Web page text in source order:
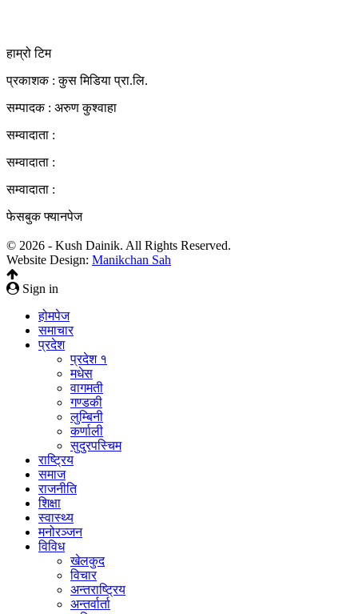
हाम्रो टिम
प्रकाशक : कुस मिडिया प्रा‍.लि.
सम्पादक : अरुण कुश्वाहा
सम्वादाता :
सम्वादाता :
सम्वादाता :
फेसबुक फ्यानपेज
© 2026 - Kush Dainik. All Rights Reserved.
Website Design: Manikchan Sah
Sign in
होमपेज
समाचार
प्रदेश
प्रदेश १
मधेस
वागमती
गण्डकी
लुम्बिनी
कर्णाली
सुदुरपस्चिम
राष्ट्रिय
समाज
राजनीति
शिक्षा
स्वास्थ्य
मनोरञ्जन
विविध
खेलकुद
विचार
अन्तराष्ट्रिय
अन्तर्वार्ता